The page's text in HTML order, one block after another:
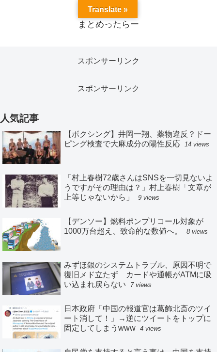
まとめったらー
スポンサーリンク
スポンサーリンク
人気記事
【ボクシング】井岡一翔、薬物違反？ドー
ピング検査で大麻成分の陽性反応
14 views
「村上春樹72歳さんはSNSを一切見ないよ
うですがその理由は？」村上春樹「文章が
上等じゃないから」
9 views
【デンソー】燃料ポンプリコール対象が
1000万台超え、致命的な数値へ。
8 views
みずほ銀のシステムトラブル、原因不明で
復旧メド立たず カードや通帳がATMに吸
い込まれ戻らない
7 views
日本政府「中国の報道官は葛飾北斎のツイ
ート消して！」→逆にツイートをトップに
固定してしまうwww 4 views
Translate »